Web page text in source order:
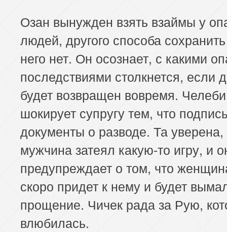
Озан вынужден взять взаймы у
людей, другого способа
него нет. Он осознает, с какими
последствиями столкнется, если
будет возвращен вовремя. Челеби
шокирует супругу тем, что
документы о разводе. Та уверена,
мужчина затеял какую-то игру, и
предупреждает о том, что
скоро придет к нему и будет
прощение. Чичек рада за Рую,
влюбилась.